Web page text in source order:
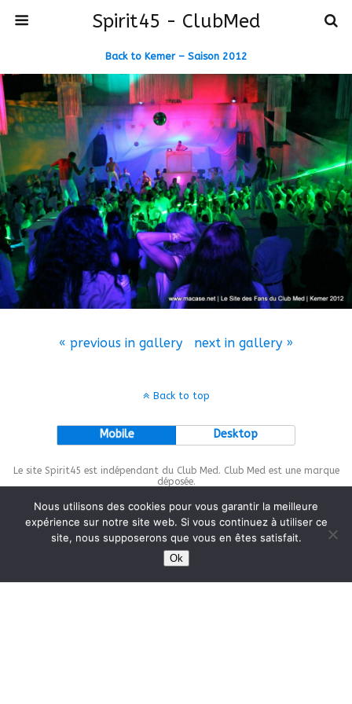
Spirit45 - ClubMed
Back to Kemer – Saison 2012
« previous in gallery next in gallery »
Back to top
Mobile Desktop
Le site Spirit45 est indépendant du Club Med. Club Med est une marque
déposée.
This site is protected bywp-copyrightpro.com
Nous utilisons des cookies pour vous garantir la meilleure
expérience sur notre site web. Si vous continuez à utiliser ce
site, nous supposerons que vous en êtes satisfait.
Ok